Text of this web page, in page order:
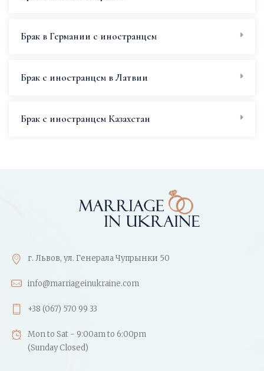
Брак в Германии с иностранцем
Брак с иностранцем в Латвии
Брак с иностранцем Казахстан
г. Львов, ул. Генерала Чупрынки 50
info@marriageinukraine.com
+38 (067) 570 99 33
Mon to Sat - 9:00am to 6:00pm
(Sunday Closed)